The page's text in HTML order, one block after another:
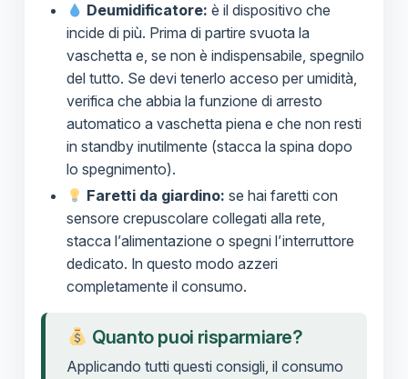
Deumidificatore: è il dispositivo che
incide di più. Prima di partire svuota la
vaschetta e, se non è indispensabile, spegnilo
del tutto. Se devi tenerlo acceso per umidità,
verifica che abbia la funzione di arresto
automatico a vaschetta piena e che non resti
in standby inutilmente (stacca la spina dopo
lo spegnimento).
Faretti da giardino: se hai faretti con
sensore crepuscolare collegati alla rete,
stacca l’alimentazione o spegni l’interruttore
dedicato. In questo modo azzeri
completamente il consumo.
Quanto puoi risparmiare?
Applicando tutti questi consigli, il consumo